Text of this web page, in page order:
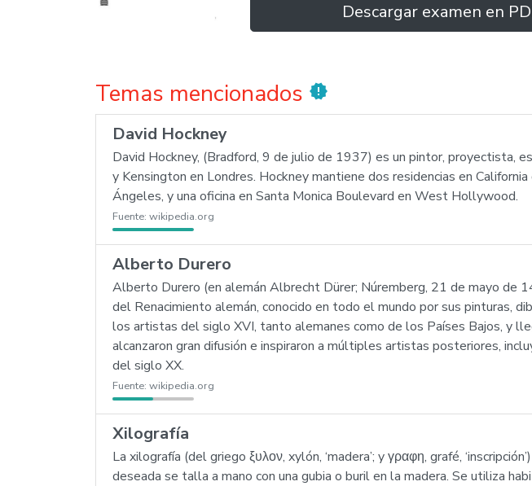
Descargar examen en
Temas mencionados new_releases
David Hockney
David Hockney, (Bradford, 9 de julio de 1937) es un pintor, proyectista,
y Kensington en Londres. Hockney mantiene dos residencias en
Ángeles, y una oficina en Santa Monica Boulevard en West Hollywood.
Fuente: wikipedia.org
Alberto Durero
Alberto Durero (en alemán Albrecht Dürer; Núremberg, 21 de mayo
del Renacimiento alemán, conocido en todo el mundo por sus pinturas,
los artistas del siglo XVI, tanto alemanes como de los Países Bajos, y
alcanzaron gran difusión e inspiraron a múltiples artistas posteriores,
del siglo XX.
Fuente: wikipedia.org
Xilografía
La xilografía (del griego ξυλον, xylón, ‘madera’; y γραφη, grafé,
deseada se talla a mano con una gubia o buril en la madera. Se utiliza